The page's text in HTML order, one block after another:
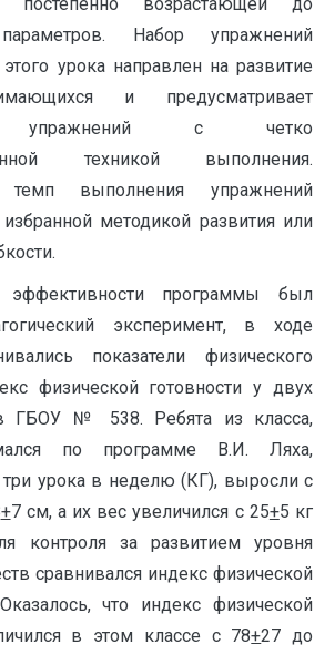
Набор упражнений
этого урока направлен на развитие
и предусматривает
упражнений с четко
техникой выполнения.
выполнения упражнений
методикой развития или
программы был
эксперимент, в ходе
показатели физического
физической готовности у двух
ГБОУ № 538. Ребята из класса,
по программе В.И. Ляха,
три урока в неделю (КГ), выросли с
+7 см, а их вес увеличился с 25+5 кг
контроля за развитием уровня
сравнивался индекс физической
что индекс физической
в этом классе с 78+27 до